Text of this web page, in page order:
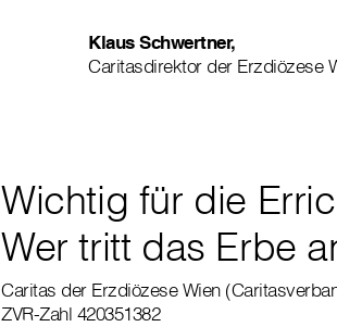
Klaus Schwertner,
Caritasdirektor der Erzdiözese
Wichtig für die
Wer tritt das Erbe
Caritas der Erzdiözese Wien
ZVR-Zahl 420351382